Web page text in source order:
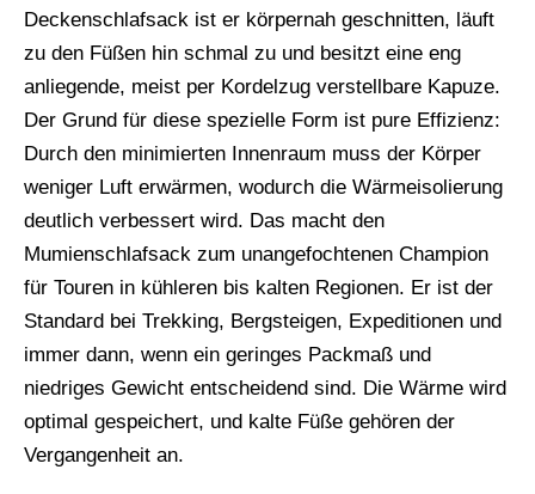
Deckenschlafsack ist er körpernah geschnitten, läuft
zu den Füßen hin schmal zu und besitzt eine eng
anliegende, meist per Kordelzug verstellbare Kapuze.
Der Grund für diese spezielle Form ist pure Effizienz:
Durch den minimierten Innenraum muss der Körper
weniger Luft erwärmen, wodurch die Wärmeisolierung
deutlich verbessert wird. Das macht den
Mumienschlafsack zum unangefochtenen Champion
für Touren in kühleren bis kalten Regionen. Er ist der
Standard bei Trekking, Bergsteigen, Expeditionen und
immer dann, wenn ein geringes Packmaß und
niedriges Gewicht entscheidend sind. Die Wärme wird
optimal gespeichert, und kalte Füße gehören der
Vergangenheit an.